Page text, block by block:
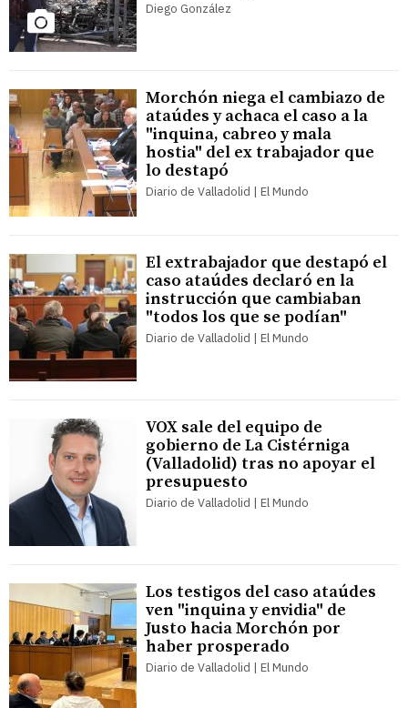
Diego González
Morchón niega el cambiazo de
ataúdes y achaca el caso a la
"inquina, cabreo y mala
hostia" del ex trabajador que
lo destapó
Diario de Valladolid | El Mundo
El extrabajador que destapó el
caso ataúdes declaró en la
instrucción que cambiaban
"todos los que se podían"
Diario de Valladolid | El Mundo
VOX sale del equipo de
gobierno de La Cistérniga
(Valladolid) tras no apoyar el
presupuesto
Diario de Valladolid | El Mundo
Los testigos del caso ataúdes
ven "inquina y envidia" de
Justo hacia Morchón por
haber prosperado
Diario de Valladolid | El Mundo